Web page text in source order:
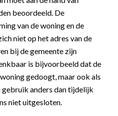
beoordeeld. De
van de woning en de
niet op het adres van de
bij de gemeente zijn
is bijvoorbeeld dat de
gedoogt, maar ook als
gebruik anders dan tijdelijk
niet uitgesloten.